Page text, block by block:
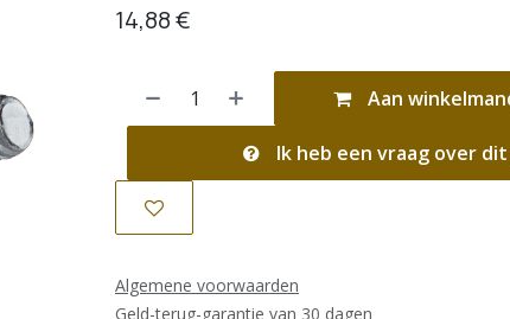
14,88€
Aan
Ik heb een vraag over
Algemene voorwaarden
Geld-terug-garantie van 30 dagen